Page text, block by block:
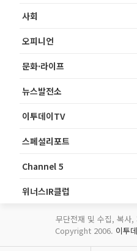
사회
오피니언
문화·라이프
뉴스발전소
이투데이TV
스페셜리포트
Channel 5
위너스IR클럽
무단전재 및 수집, 복사,
Copyright 2006. 이투